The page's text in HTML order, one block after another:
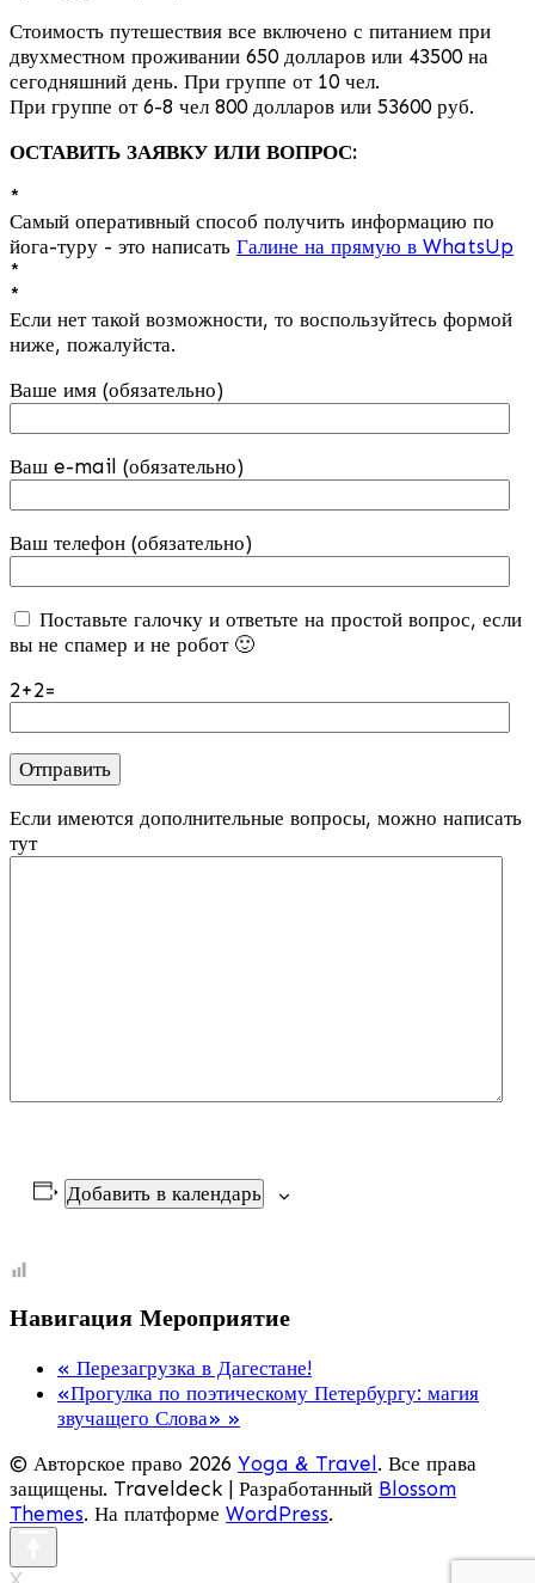
Стоимость путешествия все включено с питанием при
двухместном проживании 650 долларов или 43500 на
сегодняшний день. При группе от 10 чел.
При группе от 6-8 чел 800 долларов или 53600 руб.
ОСТАВИТЬ ЗАЯВКУ ИЛИ ВОПРОС:
*
Самый оперативный способ получить информацию по
йога-туру - это написать Галине на прямую в WhatsUp
*
*
Если нет такой возможности, то воспользуйтесь формой
ниже, пожалуйста.
Ваше имя (обязательно)
Ваш e-mail (обязательно)
Ваш телефон (обязательно)
Поставьте галочку и ответьте на простой вопрос, если
вы не спамер и не робот 🙂
2+2=
Если имеются дополнительные вопросы, можно написать
тут
Добавить в календарь
Навигация Мероприятие
« Перезагрузка в Дагестане!
«Прогулка по поэтическому Петербургу: магия
звучащего Слова» »
© Авторское право 2026 Yoga & Travel . Все права
защищены. Traveldeck | Разработанный Blossom
Themes. На платформе WordPress.